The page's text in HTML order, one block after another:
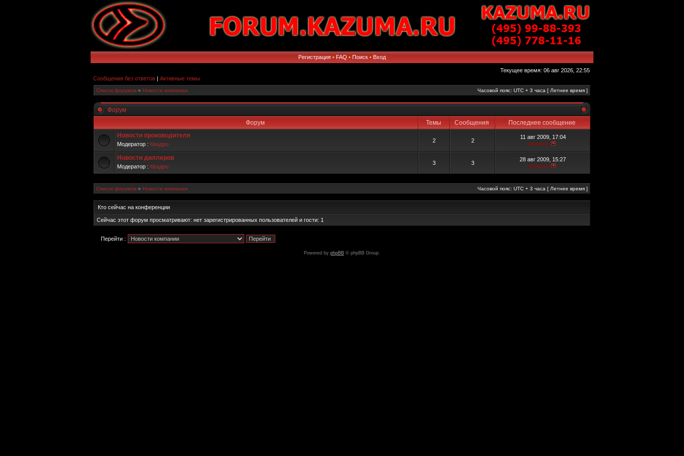
Регистрация • FAQ • Поиск • Вход
Текущее время: 06 авг 2026, 22:55
Сообщения без ответов | Активные темы
Список форумов » Новости компании Часовой пояс: UTC + 3 часа [ Летнее время ]
Форум
Форум
Темы Сообщения
Последнее сообщение
Новости производителя
Модератор : Квадро
2 2
11 авг 2009, 17:04
kazuma
Новости диллеров
Модератор : Квадро
3 3
28 авг 2009, 15:27
kazuma
Список форумов » Новости компании Часовой пояс: UTC + 3 часа [ Летнее время ]
Кто сейчас на конференции
Сейчас этот форум просматривают: нет зарегистрированных пользователей и гости: 1
Перейти :
Powered by phpBB © phpBB Group.